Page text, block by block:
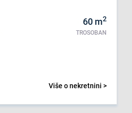
60 m2
TROSOBAN
Više o nekretnini >